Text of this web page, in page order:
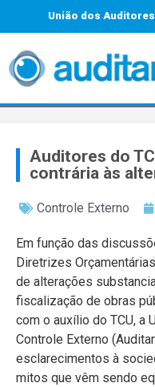
União dos
Auditores do
contrária às
Controle Externo
Em função das
Diretrizes
de alterações
fiscalização de obras
com o auxílio do TCU, a
Controle Externo
esclarecimentos à
mitos que vêm sendo